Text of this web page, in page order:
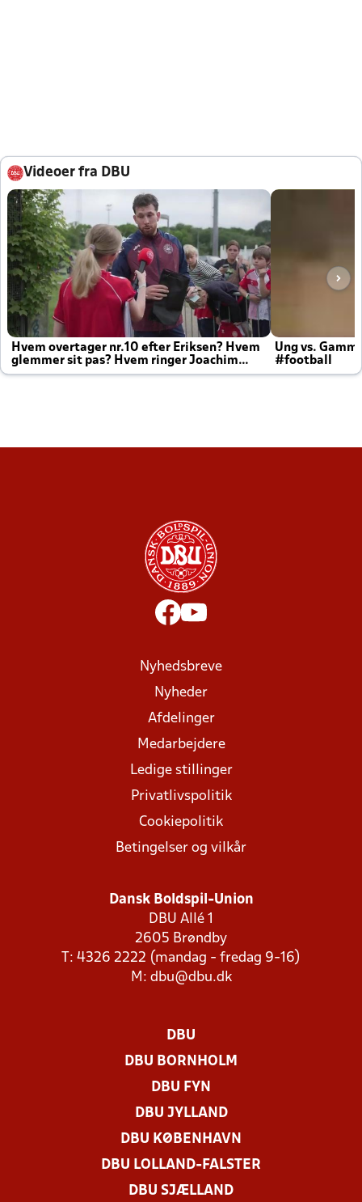
Videoer fra DBU
Hvem overtager nr.10 efter Eriksen? Hvem
glemmer sit pas? Hvem ringer Joachim
altid til efter kampe?
Ung vs.
#football
Nyhedsbreve
Nyheder
Afdelinger
Medarbejdere
Ledige stillinger
Privatlivspolitik
Cookiepolitik
Betingelser og vilkår
Dansk Boldspil-Union
DBU Allé 1
2605 Brøndby
T: 4326 2222 (mandag - fredag 9-16)
M: dbu@dbu.dk
DBU
DBU BORNHOLM
DBU FYN
DBU JYLLAND
DBU KØBENHAVN
DBU LOLLAND-FALSTER
DBU SJÆLLAND